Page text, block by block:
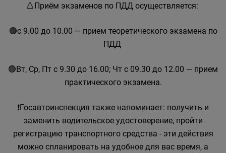
🔺Приём экзаменов по ПДД осуществляется:
🟢с 9.00 до 10.00 — прием теоретического экзамена по
ПДД
🟢Вт, Ср, Пт с 9.30 до 16.00; Чт с 09.30 до 12.00 — прием
практического экзамена.
❗Госавтоинспекция также напоминает: получить и
заменить водительское удостоверение, пройти
регистрацию транспортного средства - эти действия
можно спланировать на удобное для вас время, а